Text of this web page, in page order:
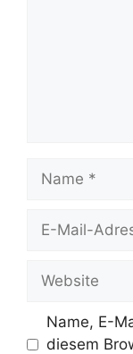
Mail-
Name, E-
diesem